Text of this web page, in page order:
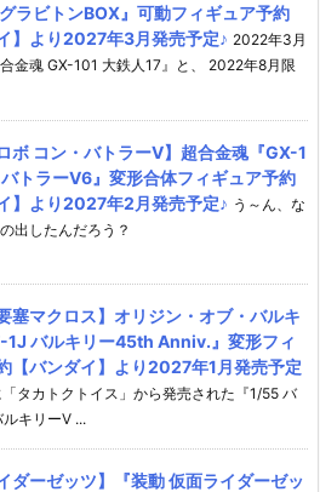
ラビトンBOX』可動フィギュア予約
】より2027年3月発売予定♪ 2022年3月
金魂 GX-101 大鉄人17』と、 2022年8月限
ボ コン・バトラーV】超合金魂『GX-1
トラーV6』変形合体フィギュア予約
】より2027年2月発売予定♪ う～ん、な
出したんだろう？
塞マクロス】オリジン・オブ・バルキ
1J バルキリー45th Anniv.』変形フィ
【バンダイ】より2027年1月発売予定
タカトクトイス」から発売された『1/55 バ
ルキリーV ...
ダーゼッツ】『装動 仮面ライダーゼッ